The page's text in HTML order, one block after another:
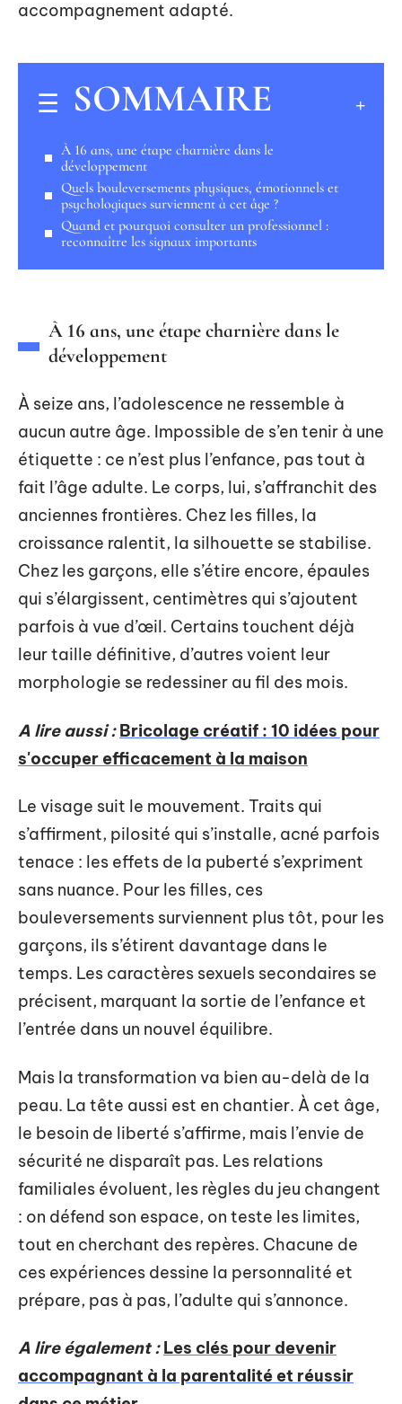
accompagnement adapté.
SOMMAIRE
À 16 ans, une étape charnière dans le
développement
Quels bouleversements physiques, émotionnels et
psychologiques surviennent à cet âge ?
Quand et pourquoi consulter un professionnel :
reconnaître les signaux importants
À 16 ans, une étape charnière dans le
développement
À seize ans, l’adolescence ne ressemble à
aucun autre âge. Impossible de s’en tenir à une
étiquette : ce n’est plus l’enfance, pas tout à
fait l’âge adulte. Le corps, lui, s’affranchit des
anciennes frontières. Chez les filles, la
croissance ralentit, la silhouette se stabilise.
Chez les garçons, elle s’étire encore, épaules
qui s’élargissent, centimètres qui s’ajoutent
parfois à vue d’œil. Certains touchent déjà
leur taille définitive, d’autres voient leur
morphologie se redessiner au fil des mois.
A lire aussi : Bricolage créatif : 10 idées pour
s'occuper efficacement à la maison
Le visage suit le mouvement. Traits qui
s’affirment, pilosité qui s’installe, acné parfois
tenace : les effets de la puberté s’expriment
sans nuance. Pour les filles, ces
bouleversements surviennent plus tôt, pour les
garçons, ils s’étirent davantage dans le
temps. Les caractères sexuels secondaires se
précisent, marquant la sortie de l’enfance et
l’entrée dans un nouvel équilibre.
Mais la transformation va bien au-delà de la
peau. La tête aussi est en chantier. À cet âge,
le besoin de liberté s’affirme, mais l’envie de
sécurité ne disparaît pas. Les relations
familiales évoluent, les règles du jeu changent
: on défend son espace, on teste les limites,
tout en cherchant des repères. Chacune de
ces expériences dessine la personnalité et
prépare, pas à pas, l’adulte qui s’annonce.
A lire également : Les clés pour devenir
accompagnant à la parentalité et réussir